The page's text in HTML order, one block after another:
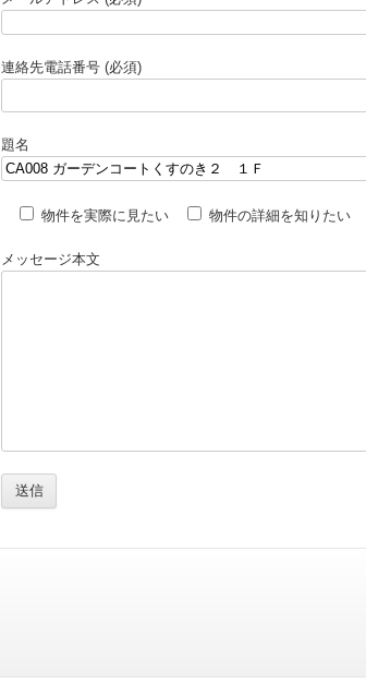
連絡先電話番号 (必須)
題名
物件を実際に見たい 物件の詳細を知りたい
メッセージ本文